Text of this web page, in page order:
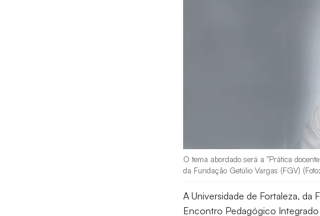
O tema abordado será a "Prática
da Fundação Getúlio Vargas (FGV)
A Universidade de Fortaleza, da
Encontro Pedagógico